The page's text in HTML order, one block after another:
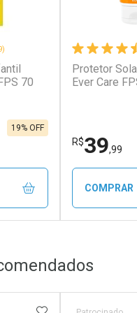
Ativar
Por R$
Por R$
70
19% OFF
Protetor
Ever Care
R$39,99
COMPRAR
Por
ADICIONAR AOS